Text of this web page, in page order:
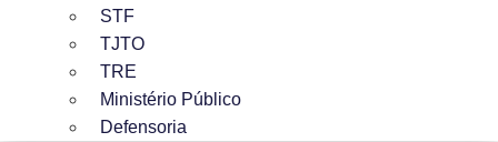
STF
TJTO
TRE
Ministério Público
Defensoria